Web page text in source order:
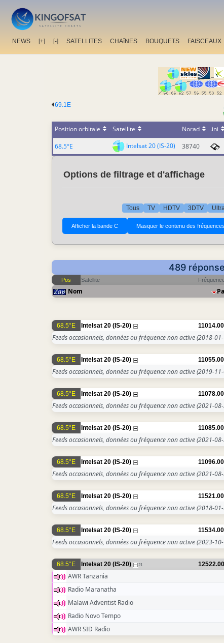
NEWS [+] [-] SATELLITES CHAîNES BOUQUETS FAISCEAUX
69.1E
Position orbitale Satellite Norad .ini
68.5°E
Intelsat 20 (IS-20) 38740
Options de filtrage et d'affichage
Tous TV HDTV 3DTV
489
Pos Satellite
Nom
68.5°E Intelsat 20 (IS-20) 11014.00
Feeds occasionnels, données ou fréquence non active(2018-
68.5°E Intelsat 20 (IS-20) 11055.00
Feeds occasionnels, données ou fréquence non active(2019-
68.5°E Intelsat 20 (IS-20) 11078.00
Feeds occasionnels, données ou fréquence non active(2021-
68.5°E Intelsat 20 (IS-20) 11085.00
Feeds occasionnels, données ou fréquence non active(2021-
68.5°E Intelsat 20 (IS-20) 11096.00
Feeds occasionnels, données ou fréquence non active(2021-
68.5°E Intelsat 20 (IS-20) 11521.00
Feeds occasionnels, données ou fréquence non active(2018-
68.5°E Intelsat 20 (IS-20) 11534.00
Feeds occasionnels, données ou fréquence non active(2023-
68.5°E Intelsat 20 (IS-20) 21 12522.00
AWR Tanzania
Radio Maranatha
Malawi Adventist Radio
Radio Novo Tempo
AWR SID Radio